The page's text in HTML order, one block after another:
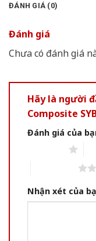
ĐÁNH GIÁ (0)
Đánh giá
Chưa có đánh giá
Hãy là người
Composite
Đánh giá của
Nhận xét của